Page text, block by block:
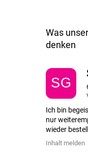
SG
Ich bin
nur
wieder
Inhalt melden